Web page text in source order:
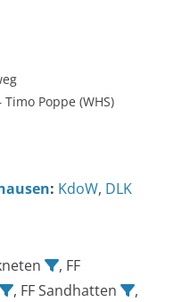
Poppe (WHS)
: KdoW, DLK
, FF
, FF Sandhatten
,